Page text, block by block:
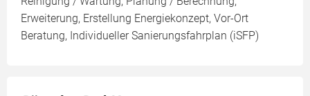
Erweiterung, Erstellung Energiekonzept, Vor-Ort
Beratung, Individueller Sanierungsfahrplan (iSFP)